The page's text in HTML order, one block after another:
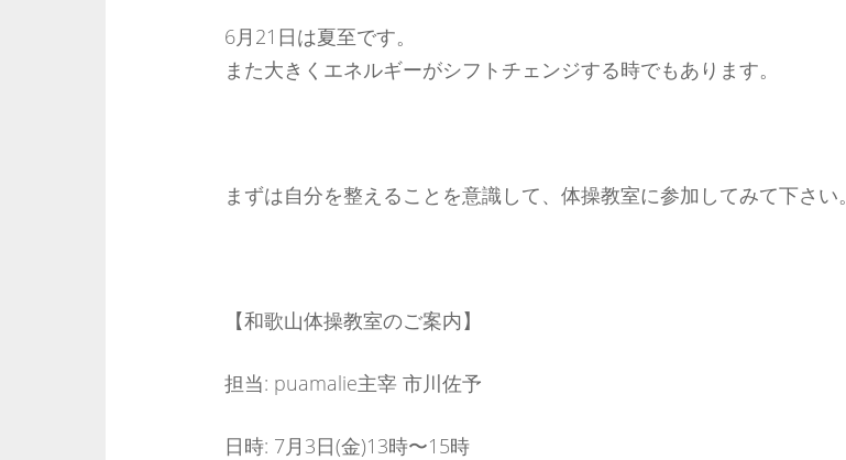
6月21日は夏至です。
また大きくエネルギーがシフトチェンジする時でもあります。
まずは自分を整えることを意識して、体操教室に参加してみて下さい。
【和歌山体操教室のご案内】
担当: puamalie主宰 市川佐予
日時: 7月3日(金)13時〜15時